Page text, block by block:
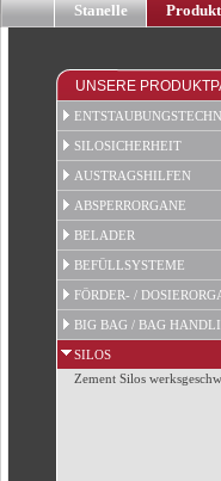
Stanelle
UNSERE
SILOSICHERHEIT
AUSTRAGSHILFEN
ABSPERRORGANE
BELADER
BEFÜLLSYSTEME
FÖRDER- /
BIG BAG / BAG
SILOS
Zement Silos